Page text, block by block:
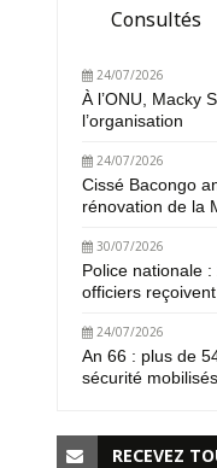
Consultés
24/07/2026
À l’ONU, Macky
l’organisation
24/07/2026
Cissé Bacongo
rénovation de la
30/07/2026
Police nationale
officiers
24/07/2026
An 66 : plus de
sécurité
RECEVEZ